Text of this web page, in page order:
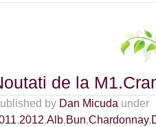
de la
by Dan Micuda under
,2012,Alb,Bun,Chardonnay,